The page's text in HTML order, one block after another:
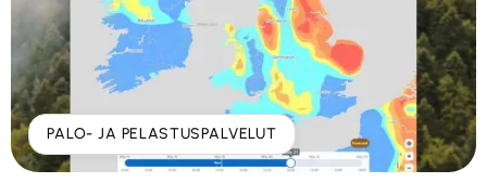
PALO- JA PELASTUSPALVELUT